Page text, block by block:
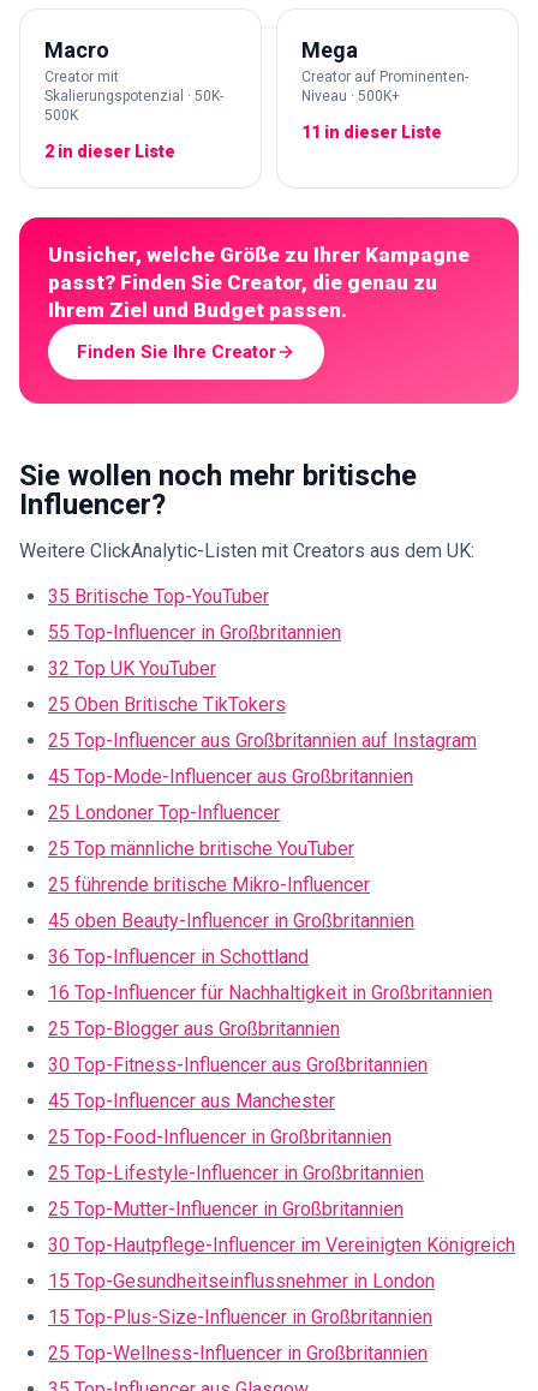
Macro
Creator mit
Skalierungspotenzial · 50K-
500K
2 in dieser Liste
Mega
Creator auf Prominenten-
Niveau · 500K+
11 in dieser Liste
Unsicher, welche Größe zu Ihrer Kampagne
passt? Finden Sie Creator, die genau zu
Ihrem Ziel und Budget passen.
Finden Sie Ihre Creator
Sie wollen noch mehr britische
Influencer?
Weitere ClickAnalytic-Listen mit Creators aus dem UK:
35 Britische Top-YouTuber
55 Top-Influencer in Großbritannien
32 Top UK YouTuber
25 Oben Britische TikTokers
25 Top-Influencer aus Großbritannien auf Instagram
45 Top-Mode-Influencer aus Großbritannien
25 Londoner Top-Influencer
25 Top männliche britische YouTuber
25 führende britische Mikro-Influencer
45 oben Beauty-Influencer in Großbritannien
36 Top-Influencer in Schottland
16 Top-Influencer für Nachhaltigkeit in Großbritannien
25 Top-Blogger aus Großbritannien
30 Top-Fitness-Influencer aus Großbritannien
45 Top-Influencer aus Manchester
25 Top-Food-Influencer in Großbritannien
25 Top-Lifestyle-Influencer in Großbritannien
25 Top-Mutter-Influencer in Großbritannien
30 Top-Hautpflege-Influencer im Vereinigten Königreich
15 Top-Gesundheitseinflussnehmer in London
15 Top-Plus-Size-Influencer in Großbritannien
25 Top-Wellness-Influencer in Großbritannien